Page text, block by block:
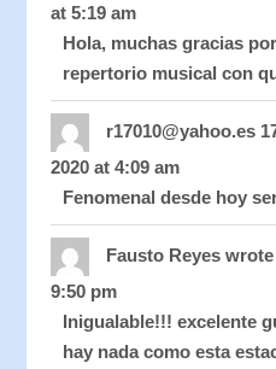
at 5:19 am
Hola, muchas gracias
repertorio musical con
r17010@yahoo.es
2020 at 4:09 am
Fenomenal desde hoy
Fausto Reyes
9:50 pm
Inigualable!!! excelente
hay nada como esta